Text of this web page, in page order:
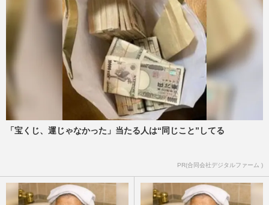
「宝くじ、運じゃなかった」当たる人は“同じこと”してる
PR(合同会社デジタルファーム )